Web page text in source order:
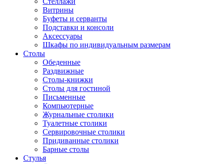
Витрины
Буфеты и серванты
Подставки и консоли
Аксессуары
Шкафы по индивидуальным размерам
Столы
Обеденные
Раздвижные
Столы-книжки
Столы для гостиной
Письменные
Компьютерные
Журнальные столики
Туалетные столики
Сервировочные столики
Придиванные столики
Барные столы
Стулья